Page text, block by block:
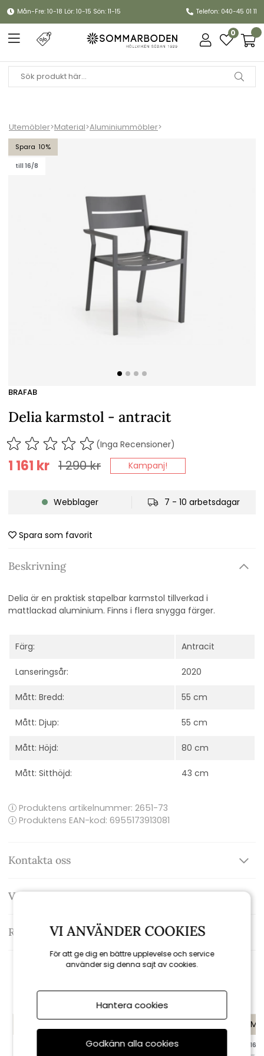
Mån-Fre: 10-18 Lör: 10-15 Sön: 11-15 Telefon: 040-45 01 11
0
Utemöbler>Material>Aluminiummöbler>
10
till 16/8
Delia karmstol - antracit
BRAFAB
Delia karmstol - antracit
(Inga Recensioner)
1 290kr
1 161 kr Kampanj!
Webblager 7 - 10 arbetsdagar
Spara som favorit
Beskrivning
Delia är en praktisk stapelbar karmstol tillverkad i
mattlackad aluminium. Finns i flera snygga färger.
Färg: Antracit
Lanseringsår: 2020
Mått: Bredd: 55 cm
Mått: Djup: 55 cm
Mått: Höjd: 80 cm
Mått: Sitthöjd: 43 cm
Produktens artikelnummer: 2651-73
Produktens EAN-kod: 6955173913081
Kontakta oss
Varumärke: Brafab
Recensioner
till 16/8
VI ANVÄNDER COOKIES
För att ge dig en bättre upplevelse och service
använder sig denna sajt av cookies.
Hantera cookies
Godkänn alla cookies